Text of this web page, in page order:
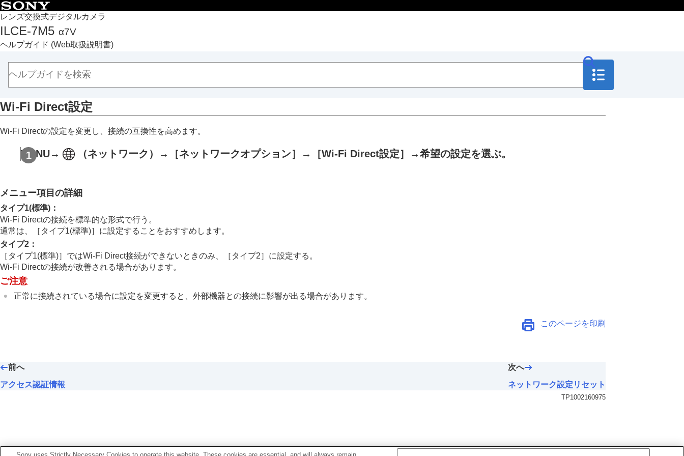
レンズ交換式デジタルカメラ
ILCE-7M5 α7V
ヘルプガイド (Web取扱説明書)
トップページ
ヘルプガイドの使いかた
必ずお読みください
本体と付属品を確認する
本機の基本操作
MENU一覧から機能を探す
撮影機能を活用する
カメラをカスタマイズする
カメラの設定を変更する
ファイルの設定
ネットワークの設定
アクセスポイント簡単登録
アクセスポイント手動登録
Wi-Fi情報表示
Wi-Fi Direct設定
Wi-Fi Direct設定
Wi-Fi Directの設定を変更し、接続の互換性を高めます。
MENU→ （ネットワーク ）→ ［ネットワークオプション］ → ［Wi-Fi Direct設定］ →希望の設定を選ぶ。
メニュー項目の詳細
タイプ1(標準) ：
Wi-Fi Directの接続を標準的な形式で行う。
通常は、
［タイプ1(標準)］ に設定することをおすすめします。
タイプ2 ：
［タイプ1(標準)］ ではWi-Fi Direct接続ができないときのみ、 ［タイプ2］ に設定する。
Wi-Fi Directの接続が改善される場合があります。
ご注意
正常に接続されている場合に設定を変更すると、外部機器との接続に影響が出る場合があります。
このページを印刷
前へ
アクセス認証情報
次へ
ネットワーク設定リセット
TP1002160975